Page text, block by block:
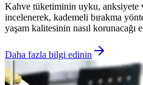
Kahve tüketiminin uyku, anksiyete
incelenerek, kademeli bırakma
yaşam kalitesinin nasıl korunacağı
Daha fazla bilgi edinin